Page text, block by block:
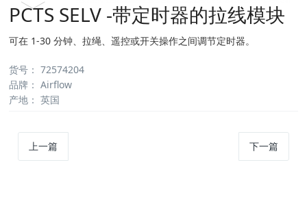
PCTS SELV -带定时器的拉线模块
可在 1-30 分钟、拉绳、遥控或开关操作之间调节定时器。
货号： 72574204
品牌： Airflow
产地： 英国
上一篇 下一篇